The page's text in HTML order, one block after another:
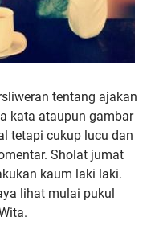
tentang ajakan
kata ataupun gambar
tetapi cukup lucu dan
Sholat jumat
kaum laki laki.
lihat mulai pukul